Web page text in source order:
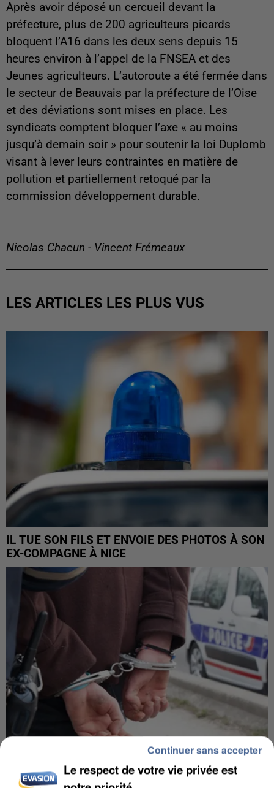
Après avoir déposé un cercueil devant la
préfecture, plus de 200 agriculteurs picards
bloquent l’A16 dans les deux sens depuis 15
heures environ à l’appel de la FNSEA et des
Jeunes agriculteurs. L’autoroute a été fermée dans
le secteur de Beauvais par la préfecture de l’Oise
et des déviations sont mises en place. Les
syndicats comptent bloquer l’axe « au moins
jusqu’à demain soir » pour soutenir la loi Duplomb
visant à lever leurs contraintes en matière de
pollution et partiellement retoqué par la
commission développement durable.
Nicolas Chacun - Vincent Frémeaux
LES ARTICLES LES PLUS VUS
IL TUE SON FILS ET ENVOIE DES PHOTOS À SON
EX-COMPAGNE À NICE
L’UN DES FONDATEURS SUPPOSÉS DE LA DZ
Le respect de votre vie privée est
Continuer sans accepter